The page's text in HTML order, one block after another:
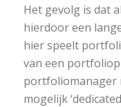
Het gevolg is dat
hierdoor een
hier speelt
van een
portfoliomanager
mogelijk